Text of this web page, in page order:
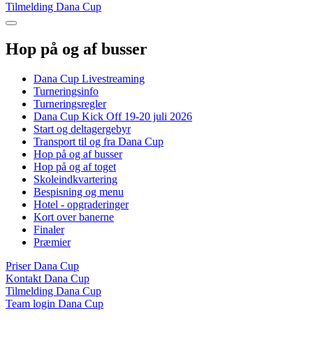
Tilmelding Dana Cup
Hop på og af busser
Dana Cup Livestreaming
Turneringsinfo
Turneringsregler
Dana Cup Kick Off 19-20 juli 2026
Start og deltagergebyr
Transport til og fra Dana Cup
Hop på og af busser
Hop på og af toget
Skoleindkvartering
Bespisning og menu
Hotel - opgraderinger
Kort over banerne
Finaler
Præmier
Priser Dana Cup
Kontakt Dana Cup
Tilmelding Dana Cup
Team login Dana Cup